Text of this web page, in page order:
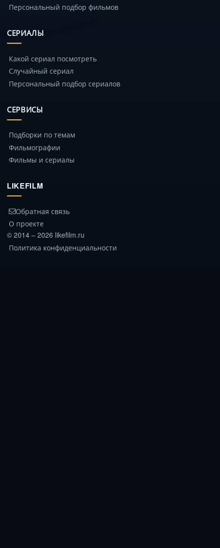
Персональный подбор фильмов
СЕРИАЛЫ
Какой сериал посмотреть
Случайный сериал
Персональный подбор сериалов
СЕРВИСЫ
Подборки по темам
Фильмографии
Фильмы и сериалы
LIKEFILM
Обратная связь
О проекте
© 2014 – 2026 likefilm.ru
Политика конфиденциальности